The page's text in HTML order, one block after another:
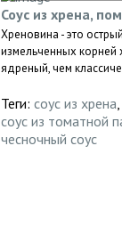
Соус из хрена,
Хреновина - это
измельченных корней
ядреный, чем
Теги: соус из хрена,
соус из томатной
чесночный соус